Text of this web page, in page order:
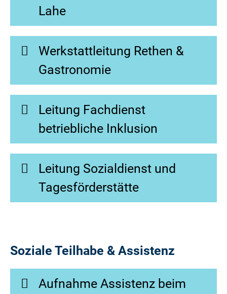
Lahe
Werkstattleitung Rethen &
Gastronomie
Leitung Fachdienst
betriebliche Inklusion
Leitung Sozialdienst und
Tagesförderstätte
Soziale Teilhabe & Assistenz
Aufnahme Assistenz beim